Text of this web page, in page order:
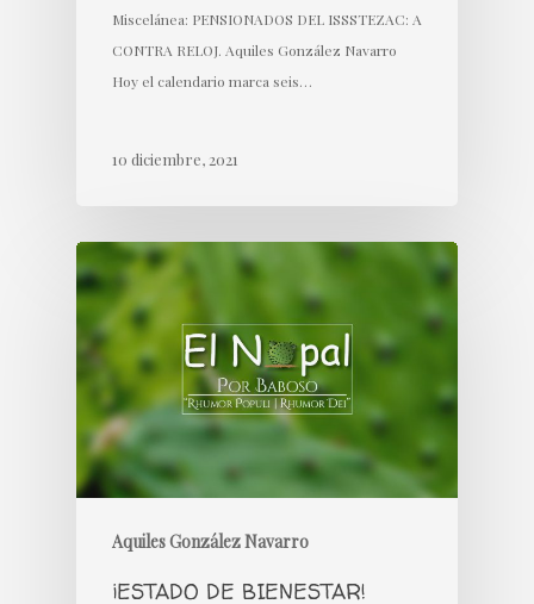
Miscelánea: PENSIONADOS DEL ISSSTEZAC: A
CONTRA RELOJ. Aquiles González Navarro
Hoy el calendario marca seis…
10 diciembre, 2021
Aquiles González Navarro
¡ESTADO DE BIENESTAR!